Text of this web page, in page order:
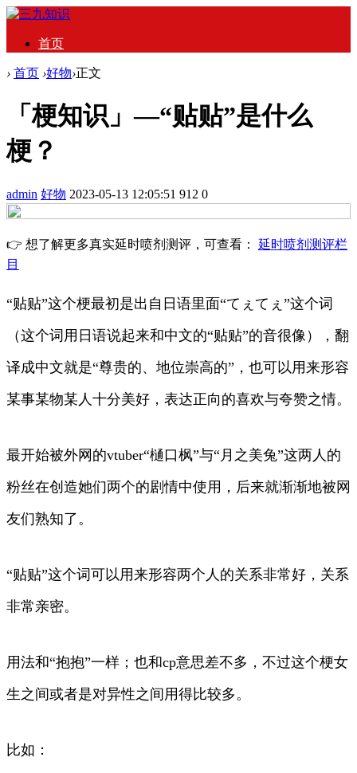
首页
› 首页 ›好物›正文
「梗知识」—“贴贴”是什么
梗？
admin 好物 2023-05-13 12:05:51 912 0
👉 想了解更多真实延时喷剂测评，可查看： 延时喷剂测评栏
目
“贴贴”这个梗最初是出自日语里面“てぇてぇ”这个词
（这个词用日语说起来和中文的“贴贴”的音很像），翻
译成中文就是“尊贵的、地位崇高的”，也可以用来形容
某事某物某人十分美好，表达正向的喜欢与夸赞之情。
最开始被外网的vtuber“樋口枫”与“月之美兔”这两人的
粉丝在创造她们两个的剧情中使用，后来就渐渐地被网
友们熟知了。
“贴贴”这个词可以用来形容两个人的关系非常好，关系
非常亲密。
用法和“抱抱”一样；也和cp意思差不多，不过这个梗女
生之间或者是对异性之间用得比较多。
比如：